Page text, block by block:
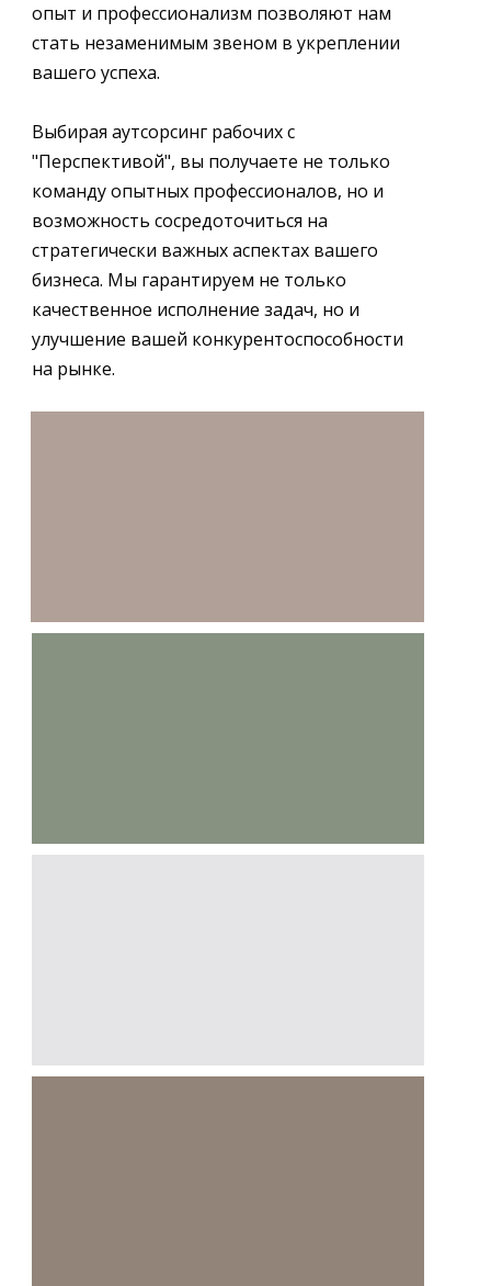
опыт и профессионализм позволяют нам
стать незаменимым звеном в укреплении
вашего успеха.
Выбирая аутсорсинг рабочих с
"Перспективой", вы получаете не только
команду опытных профессионалов, но и
возможность сосредоточиться на
стратегически важных аспектах вашего
бизнеса. Мы гарантируем не только
качественное исполнение задач, но и
улучшение вашей конкурентоспособности
на рынке.